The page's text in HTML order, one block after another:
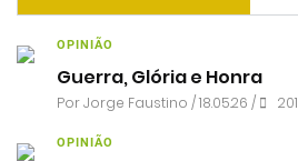
OPINIÃO
Guerra, Glória e Honra
PorJorge Faustino / 18.05.26 / 201
OPINIÃO